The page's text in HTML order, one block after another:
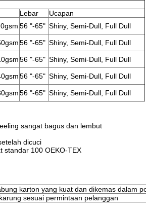
Lebar
Ucapan
56 "-65" Shiny, Semi-Dull, Full Dull
56 "-65" Shiny, Semi-Dull, Full Dull
56 "-65" Shiny, Semi-Dull, Full Dull
56 "-65" Shiny, Semi-Dull, Full Dull
56 "-65" Shiny, Semi-Dull, Full Dull
sangat bagus dan lembut
dicuci
standar 100 OEKO-TEX
karton yang kuat dan dikemas dalam
sesuai permintaan pelanggan